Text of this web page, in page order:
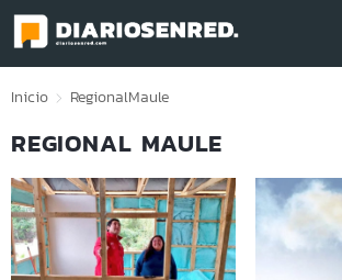
Click acá para ir directamente al contenido
Inicio RegionalMaule
REGIONAL MAULE